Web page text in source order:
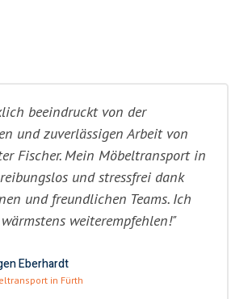
beeindruckt von der
und zuverlässigen Arbeit von
Fischer. Mein Möbeltransport in
und stressfrei dank
und freundlichen Teams. Ich
weiterempfehlen!"
Eberhardt
in Fürth